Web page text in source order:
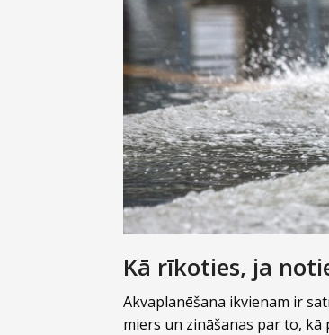
Kā rīkoties, ja
Akvaplanēšana ikvienam ir
miers un zināšanas par to,